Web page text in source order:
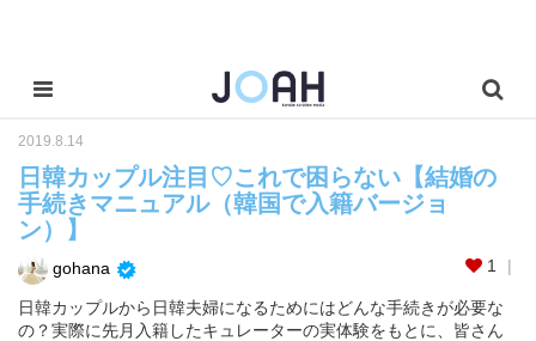
2019.8.14
日韓カップル注目♡これで困らない【結婚の
手続きマニュアル（韓国で入籍バージョ
ン）】
gohana 1
日韓カップルから日韓夫婦になるためにはどんな手続きが必要な
の？実際に先月入籍したキュレーターの実体験をもとに、皆さん